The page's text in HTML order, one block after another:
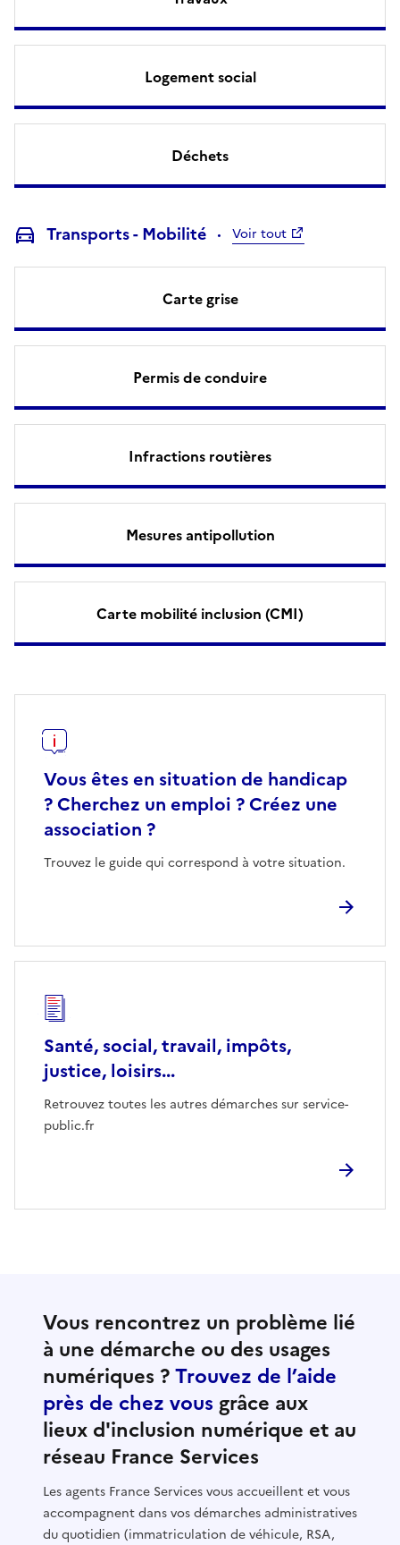
Logement social
Déchets
Transports - Mobilité Voir tout
Carte grise
Permis de conduire
Infractions routières
Mesures antipollution
Carte mobilité inclusion (CMI)
Vous êtes en situation de handicap
? Cherchez un emploi ? Créez une
association ?
Trouvez le guide qui correspond à votre situation.
Santé, social, travail, impôts,
justice, loisirs...
Retrouvez toutes les autres démarches sur service-
public.fr
Vous rencontrez un problème lié
à une démarche ou des usages
numériques ?Trouvez de l’aide
près de chez vous grâce aux
lieux d'inclusion numérique et au
réseau France Services
Les agents France Services vous accueillent et vous
accompagnent dans vos démarches administratives
du quotidien (immatriculation de véhicule, RSA,